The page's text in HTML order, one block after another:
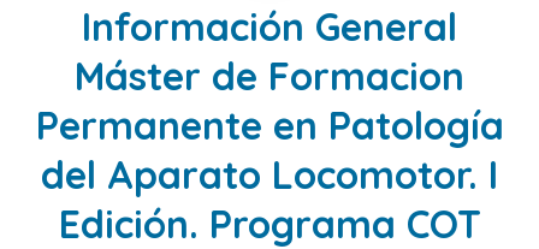
Información General
Máster de Formacion
Permanente en Patología
del Aparato Locomotor. I
Edición. Programa COT